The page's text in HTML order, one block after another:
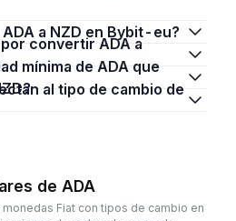
ADA a NZD en Bybit-eu?
de ADA
Fiat con tipos de cambio en